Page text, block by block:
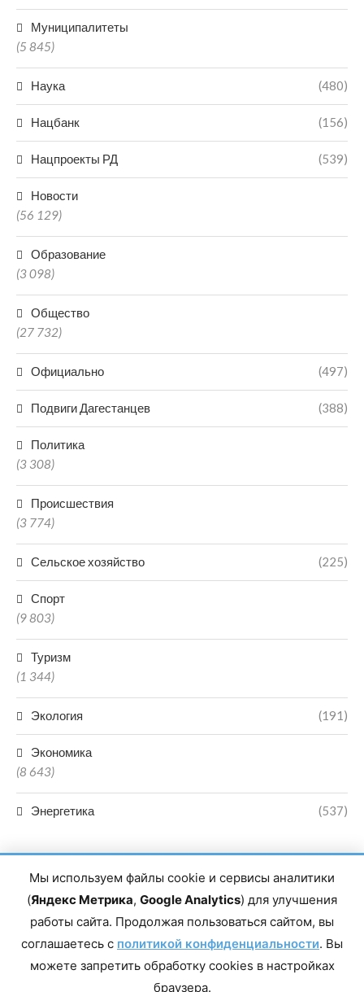
Муниципалитеты
(5 845)
Наука (480)
Нацбанк (156)
Нацпроекты РД (539)
Новости
(56 129)
Образование
(3 098)
Общество
(27 732)
Официально (497)
Подвиги Дагестанцев (388)
Политика
(3 308)
Происшествия
(3 774)
Сельское хозяйство (225)
Спорт
(9 803)
Туризм
(1 344)
Экология (191)
Экономика
(8 643)
Энергетика (537)
Главный редактор сетевого издания Магомаев Тимур Нухович.
Контакты редакции: 8(988)-292-94-34 Почта: vestiskfo@gmail.com По
Республика Дагестан, г. Махачкала, пр-т Насрутдинова, д. 1а. Все
права защищены. Копирование и использование полных материалов
Мы используем файлы cookie и сервисы аналитики
(Яндекс Метрика, Google Analytics) для улучшения
работы сайта. Продолжая пользоваться сайтом, вы
соглашаетесь с политикой конфиденциальности. Вы
можете запретить обработку cookies в настройках
браузера.